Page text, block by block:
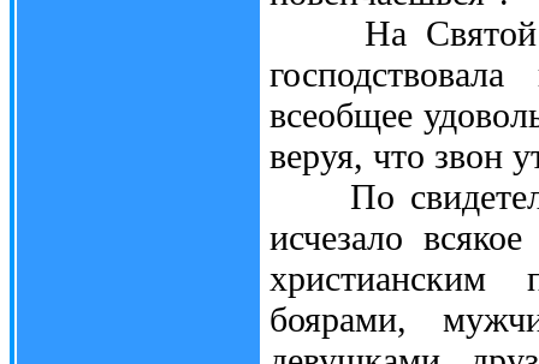
На Святой
всеобщее
веруя, что звон
По
исчезало
христианским
боярами,